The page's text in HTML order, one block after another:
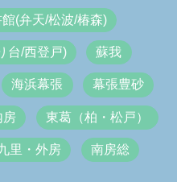
(弁天/松波/椿森)
台/西登戸) 蘇我
海浜幕張 幕張豊砂
房 東葛（柏・松戸）
里・外房 南房総